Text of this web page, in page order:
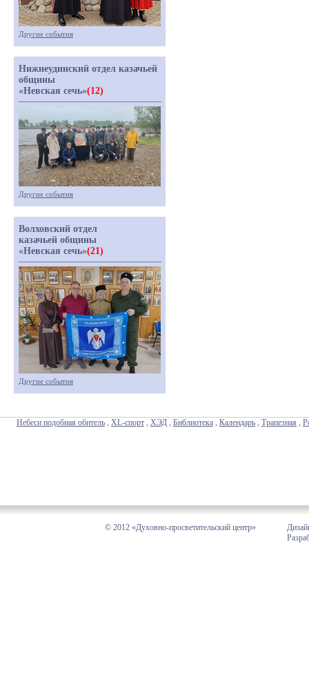
Другие события
Нижнеудинский отдел казачьей
общины
«Невская сечь»(12)
Другие события
Волховский отдел
казачьей общины
«Невская сечь»(21)
Другие события
Небеси подобная обитель , XL-спорт , ХЭД , Библиотека , Календарь , Трапезная ,
© 2012 «Духовно-просветительский центр»